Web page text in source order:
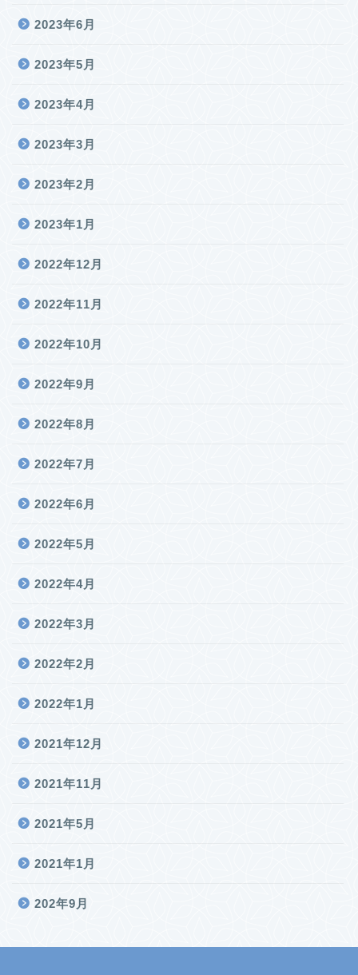
2023年6月
2023年5月
2023年4月
2023年3月
2023年2月
2023年1月
2022年12月
2022年11月
2022年10月
2022年9月
2022年8月
2022年7月
2022年6月
2022年5月
2022年4月
2022年3月
2022年2月
2022年1月
2021年12月
2021年11月
2021年5月
2021年1月
202年9月